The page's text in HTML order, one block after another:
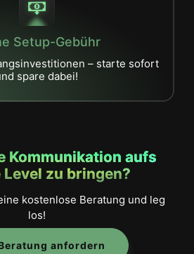
Setup-Gebühr
– starte sofort
spare dabei!
Kommunikation aufs
zu bringen?
kostenlose Beratung und leg
los!
anfordern